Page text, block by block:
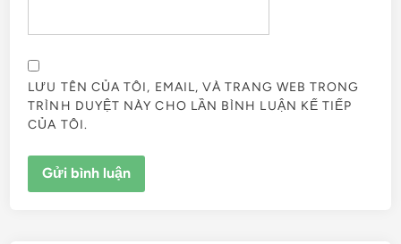
LƯU TÊN CỦA TÔI, EMAIL, VÀ TRANG WEB TRONG
TRÌNH DUYỆT NÀY CHO LẦN BÌNH LUẬN KẾ TIẾP
CỦA TÔI.